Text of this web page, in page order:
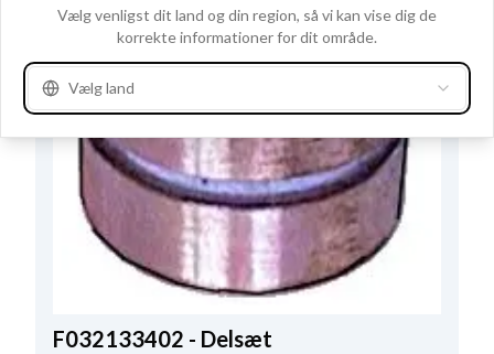
F032133402 - Delsæt
Vælg venligst dit land og din region, så vi kan vise dig de
korrekte informationer for dit område.
Vælg land